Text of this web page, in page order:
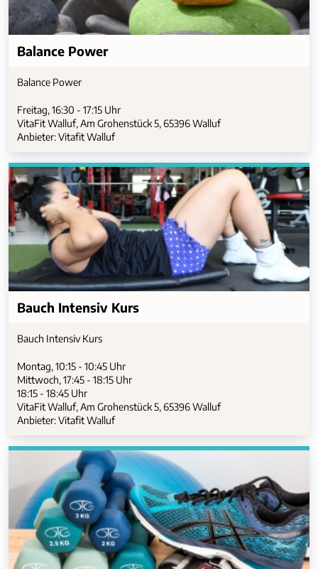
Balance Power
Balance Power
Freitag, 16:30 - 17:15 Uhr
VitaFit Walluf, Am Grohenstück 5, 65396 Walluf
Anbieter: Vitafit Walluf
Bauch Intensiv Kurs
Bauch Intensiv Kurs
Montag, 10:15 - 10:45 Uhr
Mittwoch, 17:45 - 18:15 Uhr
18:15 - 18:45 Uhr
VitaFit Walluf, Am Grohenstück 5, 65396 Walluf
Anbieter: Vitafit Walluf